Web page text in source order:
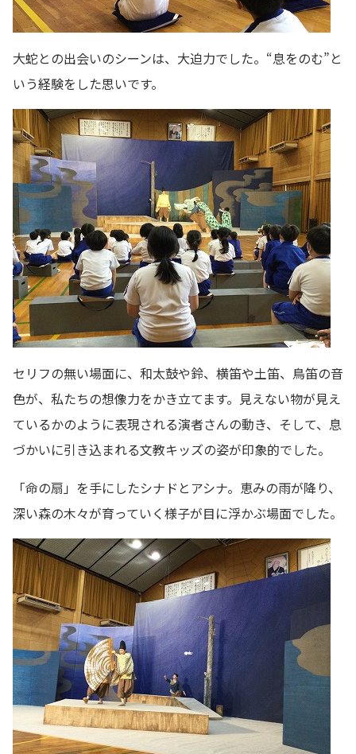
大蛇との出会いのシーンは、大迫力でした。“息をのむ”と
いう経験をした思いです。
セリフの無い場面に、和太鼓や鈴、横笛や土笛、鳥笛の音
色が、私たちの想像力をかき立てます。見えない物が見え
ているかのように表現される演者さんの動き、そして、息
づかいに引き込まれる文教キッズの姿が印象的でした。
「命の扇」を手にしたシナドとアシナ。恵みの雨が降り、
深い森の木々が育っていく様子が目に浮かぶ場面でした。